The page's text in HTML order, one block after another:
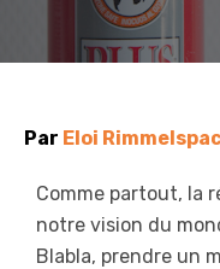
Par Eloi
Comme partout, la
notre vision du
Blabla, prendre un